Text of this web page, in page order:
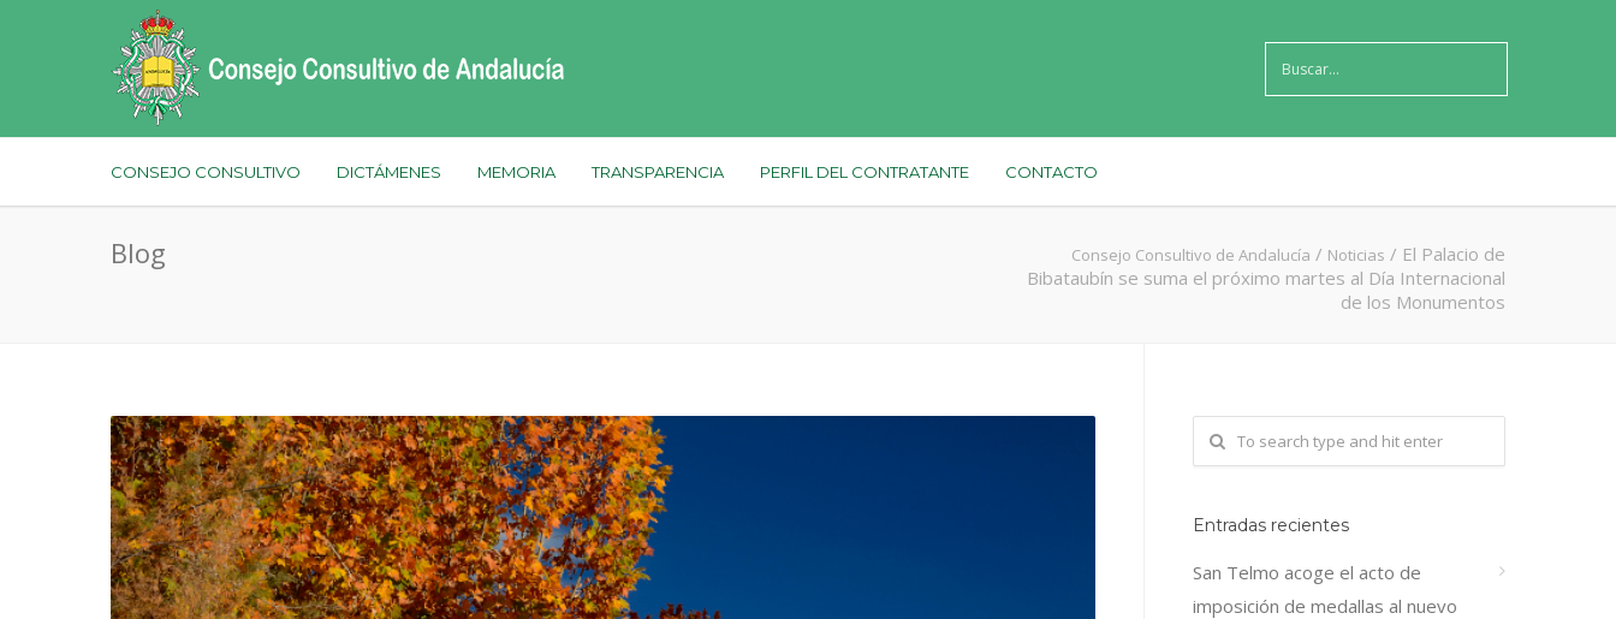
CONSEJO CONSULTIVO DICTÁMENES MEMORIA TRANSPARENCIA PERFIL DEL CONTRATANTE CONTACTO
Blog Consejo Consultivo de Andalucía / Noticias / El Palacio de
Bibataubín se suma el próximo martes al Día Internacional
de los Monumentos
Entradas recientes
San Telmo acoge el acto de
imposición de medallas al nuevo